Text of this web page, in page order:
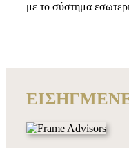
με το σύστημα